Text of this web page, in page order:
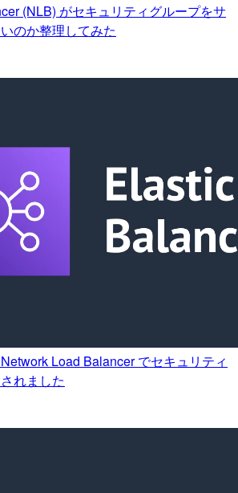
(NLB) がセキュリティグループをサ
のか整理してみた
Load Balancer でセキュリティ
れました